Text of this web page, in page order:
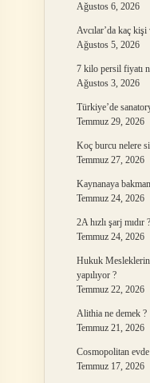
Ağustos 6, 2026
Avcılar’da kaç kişi
Ağustos 5, 2026
7 kilo persil fiyatı
Ağustos 3, 2026
Türkiye’de
Temmuz 29, 2026
Koç burcu nelere
Temmuz 27, 2026
Kaynanaya
Temmuz 24, 2026
2A hızlı şarj mıdır ?
Temmuz 24, 2026
Hukuk
yapılıyor ?
Temmuz 22, 2026
Alithia ne demek ?
Temmuz 21, 2026
Cosmopolitan evde
Temmuz 17, 2026